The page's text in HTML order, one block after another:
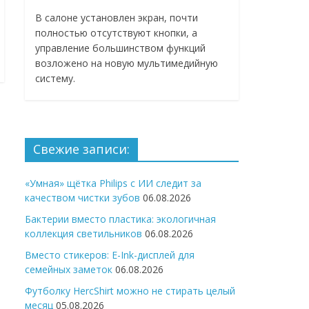
В салоне установлен экран, почти
полностью отсутствуют кнопки, а
управление большинством функций
возложено на новую мультимедийную
систему.
Свежие записи:
«Умная» щётка Philips с ИИ следит за
качеством чистки зубов 06.08.2026
Бактерии вместо пластика: экологичная
коллекция светильников 06.08.2026
Вместо стикеров: E-Ink-дисплей для
семейных заметок 06.08.2026
Футболку HercShirt можно не стирать целый
месяц 05.08.2026